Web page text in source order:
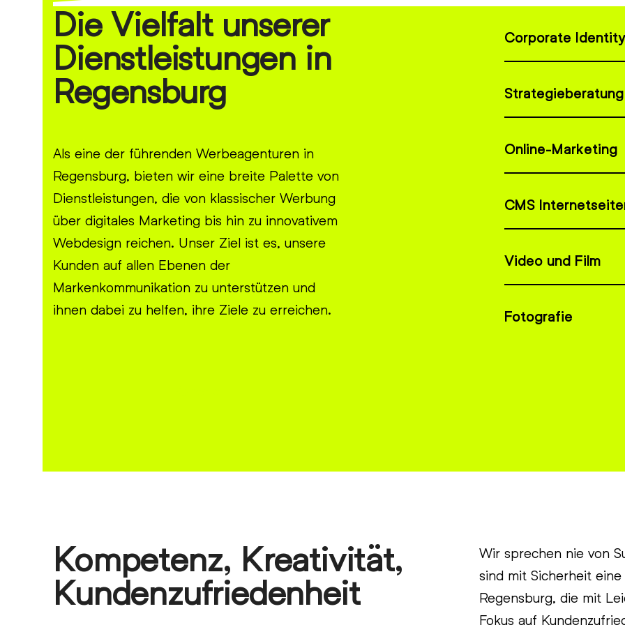
Die Vielfalt unserer
Dienstleistungen in
Regensburg
Als eine der führenden Werbeagenturen in
Regensburg, bieten wir eine breite Palette von
Dienstleistungen, die von klassischer Werbung
über digitales Marketing bis hin zu innovativem
Webdesign reichen. Unser Ziel ist es, unsere
Kunden auf allen Ebenen der
Markenkommunikation zu unterstützen und
ihnen dabei zu helfen, ihre Ziele zu erreichen.
Corporate
Strategieberatung
Online-Marketing
CMS
Video und Film
Fotografie
Kompetenz, Kreativität,
Kundenzufriedenheit
Wir sprechen nie von
sind mit Sicherheit
Regensburg, die mit
Fokus auf